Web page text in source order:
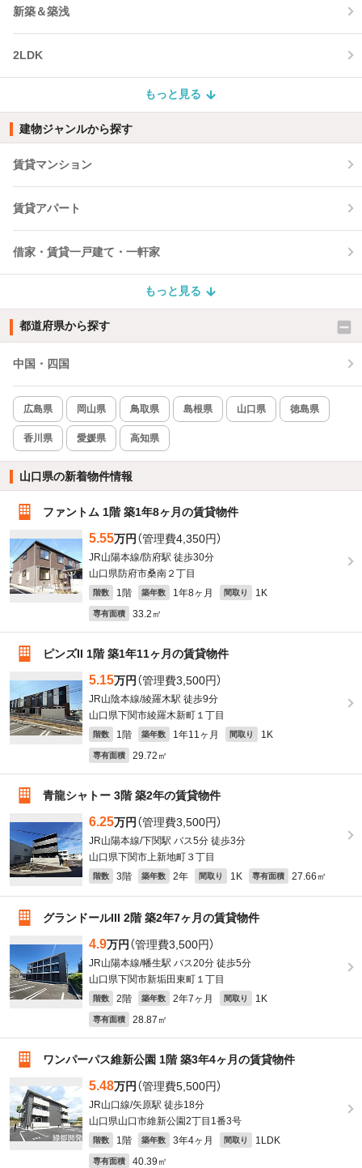
新築＆築浅
2LDK
もっと見る
建物ジャンルから探す
賃貸マンション
賃貸アパート
借家・賃貸一戸建て・一軒家
もっと見る
都道府県から探す
中国・四国
広島県 岡山県 鳥取県 島根県 山口県 徳島県
香川県 愛媛県 高知県
山口県の新着物件情報
ファントム 1階 築1年8ヶ月の賃貸物件
5.55万円 （管理費4,350円）
JR山陽本線/防府駅 徒歩30分
山口県防府市桑南２丁目
階数 1階 築年数 1年8ヶ月 間取り 1K
専有面積 33.2㎡
ピンズII 1階 築1年11ヶ月の賃貸物件
5.15万円 （管理費3,500円）
JR山陰本線/綾羅木駅 徒歩9分
山口県下関市綾羅木新町１丁目
階数 1階 築年数 1年11ヶ月 間取り 1K
専有面積 29.72㎡
青龍シャトー 3階 築2年の賃貸物件
6.25万円 （管理費3,500円）
JR山陽本線/下関駅 バス5分 徒歩3分
山口県下関市上新地町３丁目
階数 3階 築年数 2年 間取り 1K 専有面積 27.66㎡
グランドールIII 2階 築2年7ヶ月の賃貸物件
4.9万円 （管理費3,500円）
JR山陽本線/幡生駅 バス20分 徒歩5分
山口県下関市新垢田東町１丁目
階数 2階 築年数 2年7ヶ月 間取り 1K
専有面積 28.87㎡
ワンパーパス維新公園 1階 築3年4ヶ月の賃貸物件
5.48万円 （管理費5,500円）
JR山口線/矢原駅 徒歩18分
山口県山口市維新公園2丁目1番3号
階数 1階 築年数 3年4ヶ月 間取り 1LDK
専有面積 40.39㎡